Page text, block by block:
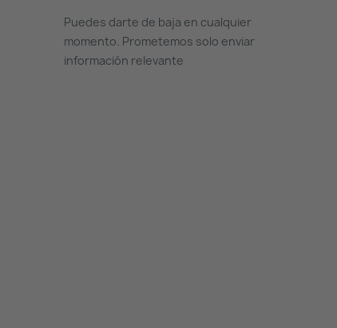
Puedes darte de baja en cualquier
momento. Prometemos solo enviar
información relevante